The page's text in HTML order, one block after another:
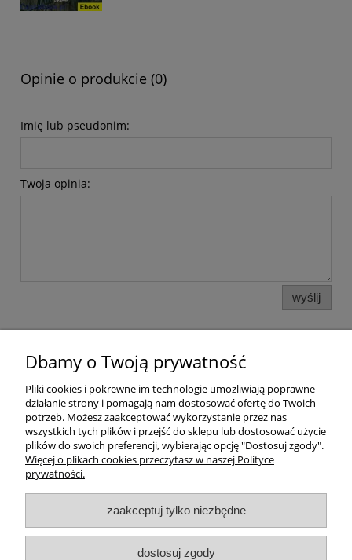
Opinie o produkcie (0)
Imię lub pseudonim:
Twoja opinia:
wyślij
Pomoc
Dostawa
Moje konto
O firmie
Dbamy o Twoją prywatność
Pliki cookies i pokrewne im technologie umożliwiają poprawne
działanie strony i pomagają nam dostosować ofertę do Twoich
potrzeb. Możesz zaakceptować wykorzystanie przez nas
wszystkich tych plików i przejść do sklepu lub dostosować użycie
plików do swoich preferencji, wybierając opcję "Dostosuj zgody".
Więcej o plikach cookies przeczytasz w naszej Polityce
prywatności.
zaakceptuj tylko niezbędne
dostosuj zgody